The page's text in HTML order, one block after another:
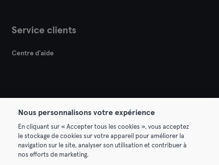
Service clients
Centre d'aide
Conditions générales Politique de confidentialité
Mentions légales Résilier les contrats ici
Nous personnalisons votre expérience
En cliquant sur « Accepter tous les cookies », vous acceptez
le stockage de cookies sur votre appareil pour améliorer la
navigation sur le site, analyser son utilisation et contribuer à
nos efforts de marketing.